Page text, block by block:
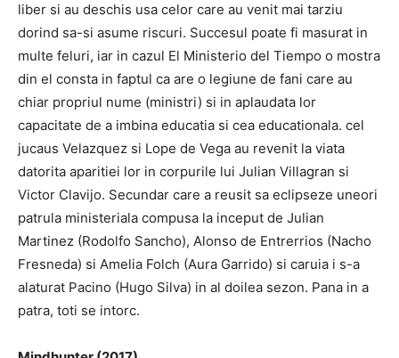
liber si au deschis usa celor care au venit mai tarziu
dorind sa-si asume riscuri. Succesul poate fi masurat in
multe feluri, iar in cazul El Ministerio del Tiempo o mostra
din el consta in faptul ca are o legiune de fani care au
chiar propriul nume (ministri) si in aplaudata lor
capacitate de a imbina educatia si cea educationala. cel
jucaus Velazquez si Lope de Vega au revenit la viata
datorita aparitiei lor in corpurile lui Julian Villagran si
Victor Clavijo. Secundar care a reusit sa eclipseze uneori
patrula ministeriala compusa la inceput de Julian
Martinez (Rodolfo Sancho), Alonso de Entrerrios (Nacho
Fresneda) si Amelia Folch (Aura Garrido) si caruia i s-a
alaturat Pacino (Hugo Silva) in al doilea sezon. Pana in a
patra, toti se intorc.